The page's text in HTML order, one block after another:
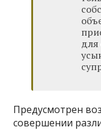
для
Предусмотрен
совершении